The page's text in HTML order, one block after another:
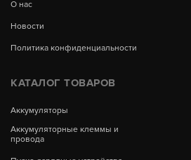
О нас
Новости
Политика конфиденциальности
КАТАЛОГ ТОВАРОВ
Аккумуляторы
Аккумуляторные клеммы и
провода